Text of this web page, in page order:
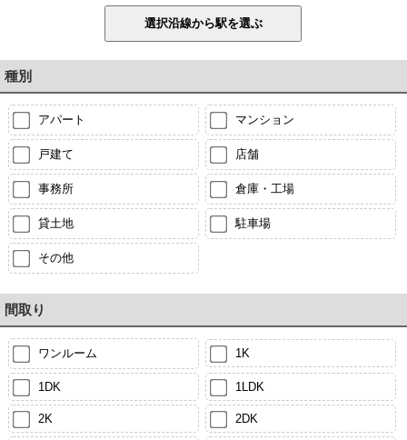
種別
アパート マンション
戸建て 店舗
事務所 倉庫・工場
貸土地 駐車場
その他
間取り
ワンルーム 1K
1DK 1LDK
2K 2DK